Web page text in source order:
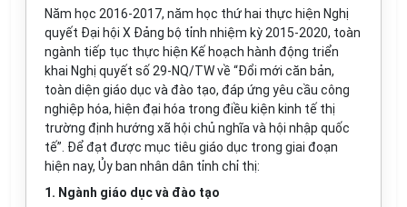
Năm học 2016-2017, năm học thứ hai thực hiện Nghị
quyết Đại hội X Đảng bộ tỉnh nhiệm kỳ 2015-2020, toàn
ngành tiếp tục thực hiện Kế hoạch hành động triển
khai Nghị quyết số 29-NQ/TW về “Đổi mới căn bản,
toàn diện giáo dục và đào tạo, đáp ứng yêu cầu công
nghiệp hóa, hiện đại hóa trong điều kiện kinh tế thị
trường định hướng xã hội chủ nghĩa và hội nhập quốc
tế”. Để đạt được mục tiêu giáo dục trong giai đoạn
hiện nay, Ủy ban nhân dân tỉnh chỉ thị:
1. Ngành giáo dục và đào tạo